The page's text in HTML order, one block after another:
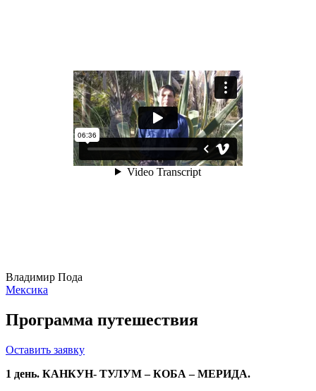
Владимир Пода
Мексика
Программа путешествия
Оставить заявку
1 день. КАНКУН- ТУЛУМ – КОБА – МЕРИДА.